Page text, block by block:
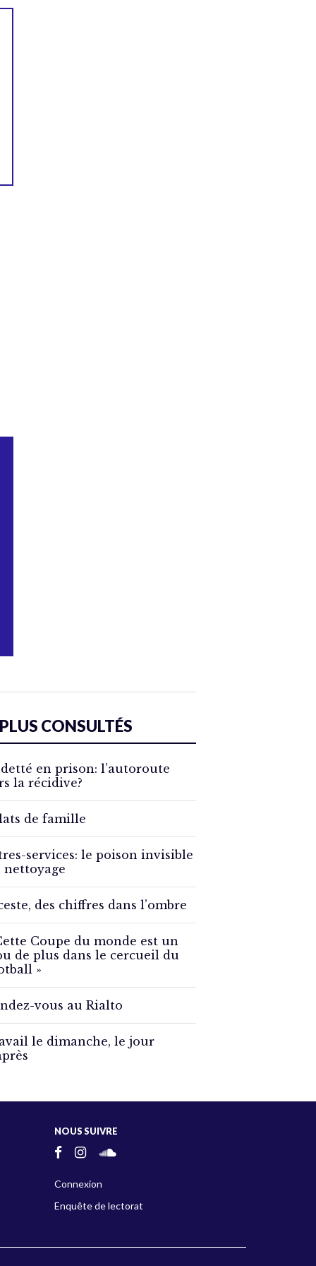
CONSULTÉS
en prison: l’autoroute
la récidive?
de famille
services: le poison invisible
nettoyage
des chiffres dans l’ombre
Coupe du monde est un
de plus dans le cercueil du
»
vous au Rialto
le dimanche, le jour
NOUS SUIVRE
Connexion
Enquête de lectorat